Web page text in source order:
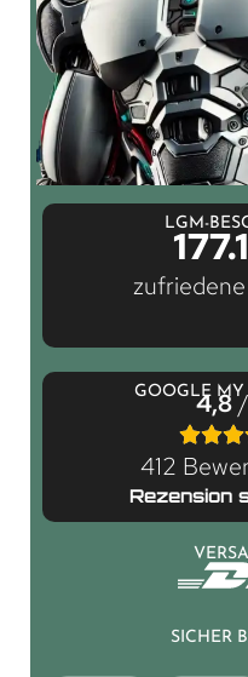
LGM-
GOOGLE MY
4,8
412
Rezension
SICHER